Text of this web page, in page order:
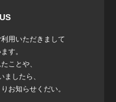
用いただきまして
す。
ことや、
ましたら、
お知らせくだい。